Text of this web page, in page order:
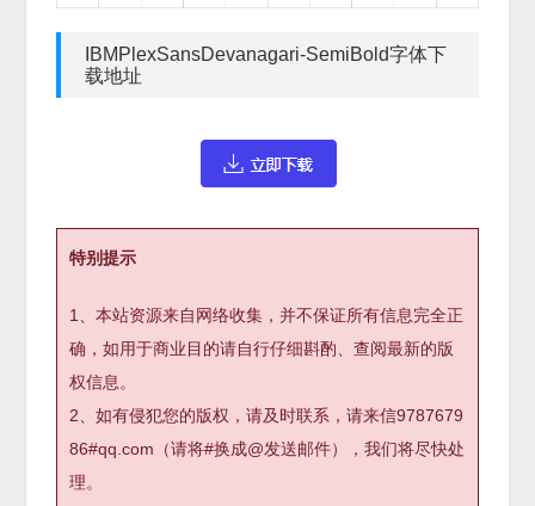
IBMPlexSansDevanagari-SemiBold字体下
载地址
特别提示
1、本站资源来自网络收集，并不保证所有信息完全正
确，如用于商业目的请自行仔细斟酌、查阅最新的版
权信息。
2、如有侵犯您的版权，请及时联系，请来信9787679
86#qq.com（请将#换成@发送邮件），我们将尽快处
理。